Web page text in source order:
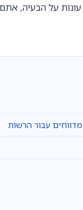
על הבעיה,
עבור הרשות